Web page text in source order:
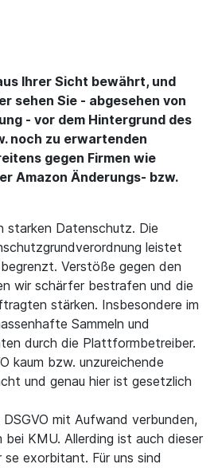
Ihrer Sicht bewährt, und
sehen Sie - abgesehen von
- vor dem Hintergrund des
noch zu erwartenden
gegen Firmen wie
Amazon Änderungs- bzw.
starken Datenschutz. Die
leistet
Verstöße gegen den
wir schärfer bestrafen und die
stärken. Insbesondere im
Sammeln und
durch die Plattformbetreiber.
kaum bzw. unzureichende
und genau hier ist gesetzlich
mit Aufwand verbunden,
bei KMU. Allerding ist auch dieser
exorbitant. Für uns sind